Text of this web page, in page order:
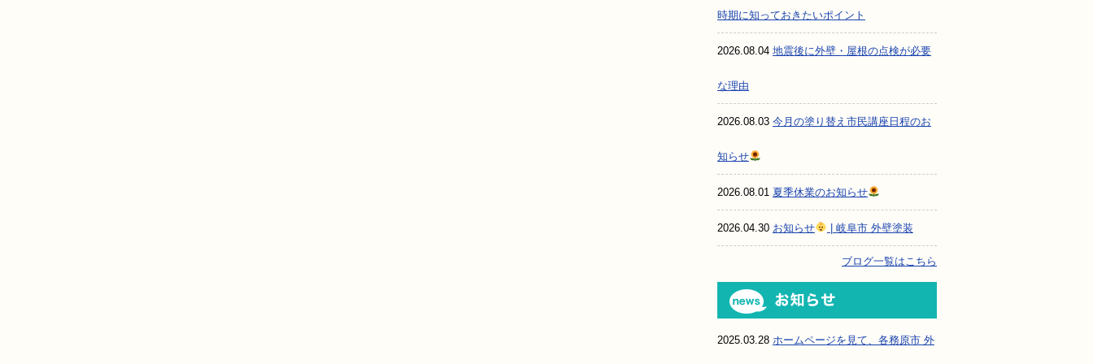
時期に知っておきたいポイント
2026.08.04 地震後に外壁・屋根の点検が必要
な理由
2026.08.03 今月の塗り替え市民講座日程のお
知らせ
2026.08.01 夏季休業のお知らせ
2026.04.30 お知らせ | 岐阜市 外壁塗装
ブログ一覧はこちら
2025.03.28 ホームページを見て、各務原市 外